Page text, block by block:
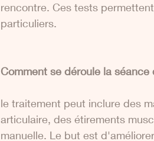
rencontre. Ces tests
particuliers.
Comment se déroule la
le traitement peut inclure des
articulaire, des étirements
manuelle. Le but est